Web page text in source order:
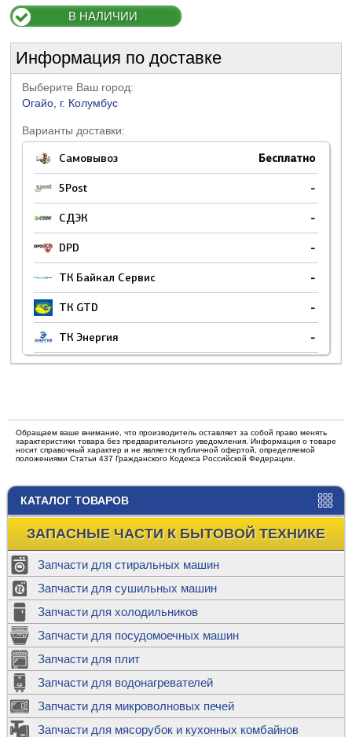
КАТАЛОГ ТОВАРОВ
ЗАПАСНЫЕ ЧАСТИ К БЫТОВОЙ ТЕХНИКЕ
Запчасти для стиральных машин
Запчасти для сушильных машин
Запчасти для холодильников
Запчасти для посудомоечных машин
Запчасти для плит
Запчасти для водонагревателей
Запчасти для микроволновых печей
Запчасти для мясорубок и кухонных комбайнов
В НАЛИЧИИ
Информация по доставке
Выберите Ваш город:
Огайо, г. Колумбус
Варианты доставки:
Самовывоз Бесплатно
5Post -
СДЭК -
DPD -
ТК Байкал Сервис -
ТК GTD -
ТК Энергия -
Обращаем ваше внимание, что производитель оставляет за собой право менять
характеристики товара без предварительного уведомления. Информация о товаре
носит справочный характер и не является публичной офертой, определяемой
положениями Статьи 437 Гражданского Кодекса Российской Федерации.